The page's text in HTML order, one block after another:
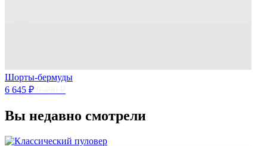
Шорты-бермуды
6 645 ₽
Вы недавно смотрели